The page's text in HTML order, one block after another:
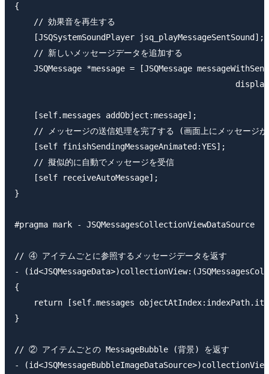
{
    // 効果音を再生する
    [JSQSystemSoundPlayer jsq_playMessageSentSound];
    // 新しいメッセージデータを追加する
JSQMessage *message = [JSQMessage
    [self.messages addObject:message];
// メッセージの送信処理を完了する (画面上にメッセージ
    [self finishSendingMessageAnimated:YES];
    // 擬似的に自動でメッセージを受信
    [self receiveAutoMessage];
}
#pragma mark - JSQMessagesCollectionViewDataSource
// ④ アイテムごとに参照するメッセージデータを返す
-
{
return [self.messages
}
// ② アイテムごとの MessageBubble (背景) を返す
-